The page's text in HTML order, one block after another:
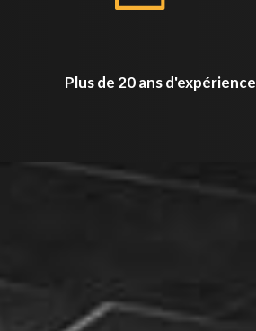
Plus de 20 ans d'expérience